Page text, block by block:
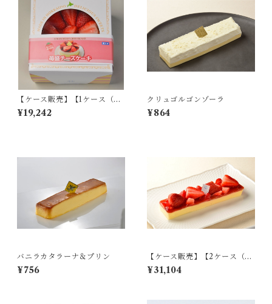
【ケース販売】【1ケース（計1
8個入り）】BOX苺盛チーズ
ケーキ
¥19,242
クリュゴルゴンゾーラ
¥864
バニラカタラーナ＆プリン
¥756
【ケース販売】【2ケース（計
36個入り）】いちごカタラー
ナ＆プリン
¥31,104